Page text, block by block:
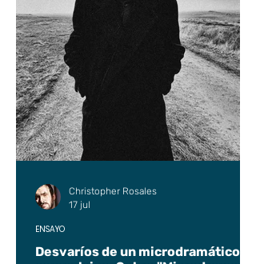
Desvaríos de un microdramático
ENSAYO
Christopher Rosales
17 jul